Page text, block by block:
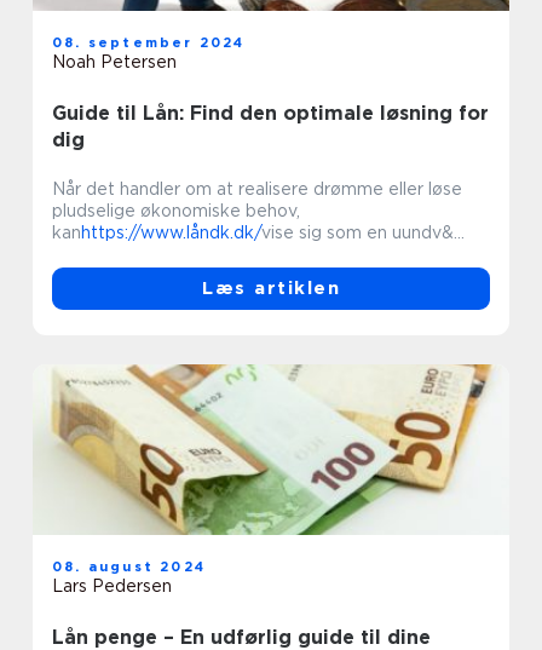
Guide til Lån: Find den optimale løsning for
dig
08. september 2024
Noah Petersen
Når det handler om at realisere drømme eller løse
pludselige økonomiske behov,
kanhttps://www.låndk.dk/vise sig som en uundv&...
Læs artiklen
Lån penge – En udførlig guide til dine
08. august 2024
Lars Pedersen